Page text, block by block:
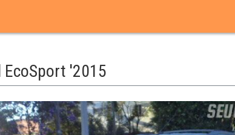
EcoSport '2015